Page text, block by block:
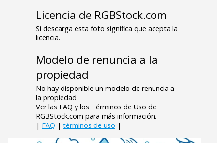
Licencia de RGBStock.com
Si descarga esta foto significa que acepta la
licencia.
Modelo de renuncia a la
propiedad
No hay disponible un modelo de renuncia a
la propiedad
Ver las FAQ y los Términos de Uso de
RGBStock.com para más información.
| FAQ | términos de uso |